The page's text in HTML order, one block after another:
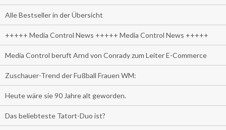
Alle Bestseller in der Übersicht
+++++ Media Control News +++++ Media Control News +++++
Media Control beruft Arnd von Conrady zum Leiter E-Commerce
Zuschauer-Trend der Fußball Frauen WM:
Heute wäre sie 90 Jahre alt geworden.
Das beliebteste Tatort-Duo ist?